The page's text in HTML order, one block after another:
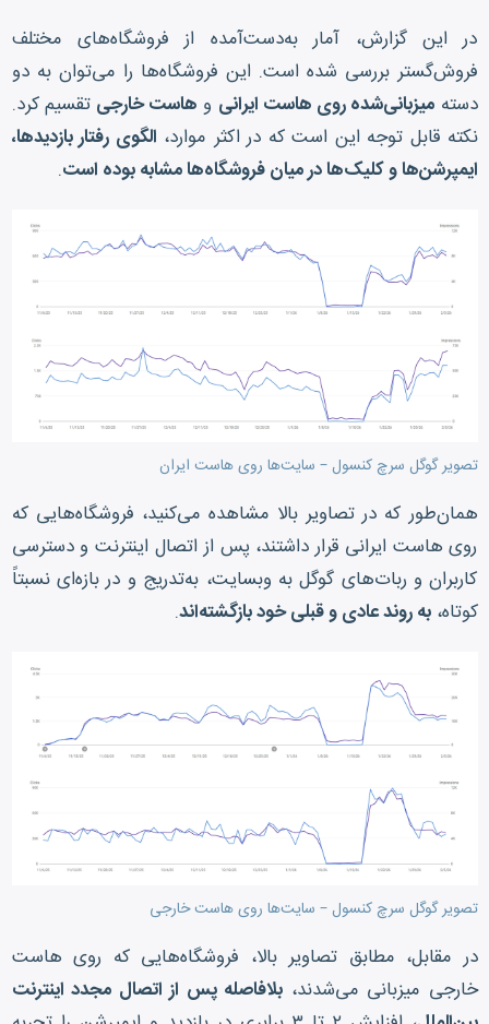
در این گزارش، آمار به‌دست‌آمده از فروشگاه‌های مختلف
فروش‌گستر بررسی شده است. این فروشگاه‌ها را می‌توان به دو
دسته میزبانی‌شده روی هاست ایرانی و هاست خارجی تقسیم کرد.
نکته قابل توجه این است که در اکثر موارد، الگوی رفتار بازدیدها،
ایمپرشن‌ها و کلیک‌ها در میان فروشگاه‌ها مشابه بوده است.
تصویر گوگل سرچ کنسول – سایت‌ها روی هاست ایران
همان‌طور که در تصاویر بالا مشاهده می‌کنید، فروشگاه‌هایی که
روی هاست ایرانی قرار داشتند، پس از اتصال اینترنت و دسترسی
کاربران و ربات‌های گوگل به وبسایت، به‌تدریج و در بازه‌ای نسبتاً
کوتاه،به روند عادی و قبلی خود بازگشته‌اند.
تصویر گوگل سرچ کنسول – سایت‌ها روی هاست خارجی
در مقابل، مطابق تصاویر بالا، فروشگاه‌هایی که روی هاست
خارجی میزبانی می‌شدند، بلافاصله پس از اتصال مجدد اینترنت